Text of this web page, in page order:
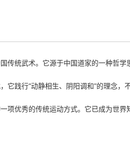
中国道家的一种哲学思想，认为一切事物都是由两种相反的
阴阳调和”的理念，不仅能够增强身体的抵抗力，还可以放
式。它已成为世界知名的健身运动形式之一。太极拳通过